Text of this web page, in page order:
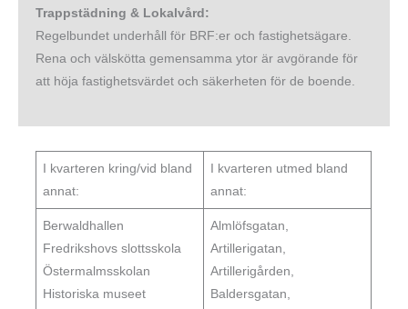
Trappstädning & Lokalvård:
Regelbundet underhåll för BRF:er och fastighetsägare.
Rena och välskötta gemensamma ytor är avgörande för
att höja fastighetsvärdet och säkerheten för de boende.
I kvarteren kring/vid bland
annat:
I kvarteren utmed bland
annat:
Berwaldhallen
Fredrikshovs slottsskola
Östermalmsskolan
Historiska museet
Almlöfsgatan,
Artillerigatan,
Artillerigården,
Baldersgatan,